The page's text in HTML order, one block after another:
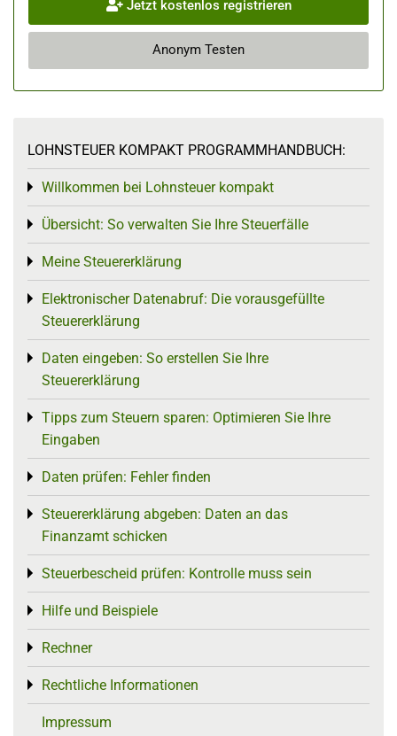
Jetzt kostenlos registrieren
Anonym Testen
LOHNSTEUER KOMPAKT PROGRAMMHANDBUCH:
Willkommen bei Lohnsteuer kompakt
Toggle menu
Übersicht: So verwalten Sie Ihre Steuerfälle
Toggle menu
Meine Steuererklärung
Toggle menu
Elektronischer Datenabruf: Die vorausgefüllte
Steuererklärung
Toggle menu
Daten eingeben: So erstellen Sie Ihre
Steuererklärung
Toggle menu
Tipps zum Steuern sparen: Optimieren Sie Ihre
Eingaben
Toggle menu
Daten prüfen: Fehler finden
Toggle menu
Steuererklärung abgeben: Daten an das
Finanzamt schicken
Toggle menu
Steuerbescheid prüfen: Kontrolle muss sein
Toggle menu
Hilfe und Beispiele
Toggle menu
Rechner
Toggle menu
Rechtliche Informationen
Toggle menu
Impressum